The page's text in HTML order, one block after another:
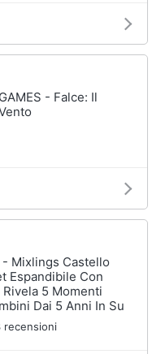
- Falce: Il
- Mixlings Castello
Espandibile Con
5 Momenti
Dai 5 Anni In Su
recensioni